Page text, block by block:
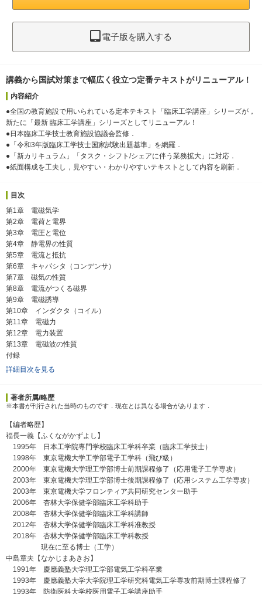
電子版を購入する
講義から国試対策まで幅広く役立つ定番テキストがリニューアル！
内容紹介
●全国の教育施設で用いられている定本テキスト「臨床工学講座」シリーズが，
新たに「最新 臨床工学講座」シリーズとしてリニューアル！
●日本臨床工学技士教育施設協議会監修．
●「令和3年版臨床工学技士国家試験出題基準」を網羅．
●「新カリキュラム」「タスク・シフト/シェアに伴う業務拡大」に対応．
●紙面構成を工夫し，見やすい・わかりやすいテキストとして内容を刷新．
目次
第1章 電磁気学
第2章 電荷と電界
第3章 電圧と電位
第4章 静電界の性質
第5章 電流と抵抗
第6章 キャパシタ（コンデンサ）
第7章 磁気の性質
第8章 電流がつくる磁界
第9章 電磁誘導
第10章 インダクタ（コイル）
第11章 電磁力
第12章 電力装置
第13章 電磁波の性質
付録
詳細目次を見る
著者所属/略歴
※本書が刊行された当時のものです．現在とは異なる場合があります．
【編者略歴】
福長一義【ふくながかずよし】
1995年 日本工学院専門学校臨床工学科卒業（臨床工学技士）
1998年 東京電機大学工学部電子工学科（飛び級）
2000年 東京電機大学理工学部博士前期課程修了（応用電子工学専攻）
2003年 東京電機大学理工学部博士後期課程修了（応用システム工学専攻）
2003年 東京電機大学フロンティア共同研究センター助手
2006年 杏林大学保健学部臨床工学科助手
2008年 杏林大学保健学部臨床工学科講師
2012年 杏林大学保健学部臨床工学科准教授
2018年 杏林大学保健学部臨床工学科教授
現在に至る博士（工学）
中島章夫【なかじまあきお】
1991年 慶應義塾大学理工学部電気工学科卒業
1993年 慶應義塾大学大学院理工学研究科電気工学専攻前期博士課程修了
1993年 防衛医科大学校医用電子工学講座助手